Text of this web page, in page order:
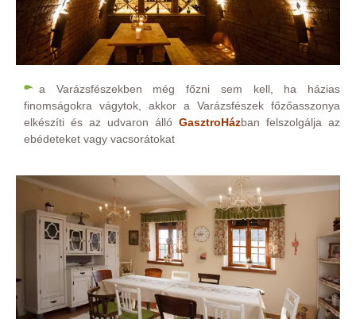
a Varázsfészekben még főzni sem kell, ha házias
finomságokra vágytok, akkor a Varázsfészek főzőasszonya
elkészíti és az udvaron álló GasztroHázban felszolgálja az
ebédeteket vagy vacsorátokat